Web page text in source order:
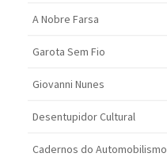
A Nobre Farsa
Garota Sem Fio
Giovanni Nunes
Desentupidor Cultural
Cadernos do Automobilismo